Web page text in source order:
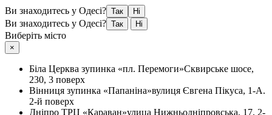
Ви знаходитесь у Одесі? Так Ні
Ви знаходитесь у Одесі? Так Ні
Виберіть місто
×
Біла Церква зупинка «пл. Перемоги»Сквирське шосе,
230, 3 поверх
Вінниця зупинка «Папаніна»вулиця Євгена Пікуса, 1-А.
2-й поверх
Дніпро ТРЦ «Караван»улица Нижньодніпровська, 17. 2-